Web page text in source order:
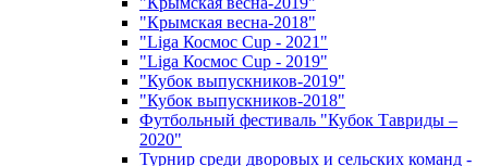
"Крымская весна-2018"
"Liga Космос Cup - 2021"
"Liga Космос Cup - 2019"
"Кубок выпускников-2019"
"Кубок выпускников-2018"
Футбольный фестиваль "Кубок Тавриды –
2020"
Турнир среди дворовых и сельских команд -